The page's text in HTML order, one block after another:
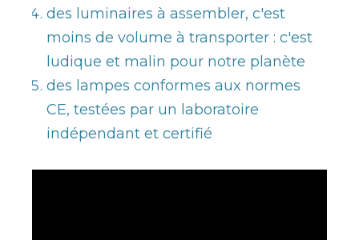
des luminaires à assembler, c'est
moins de volume à transporter : c'est
ludique et malin pour notre planète
des lampes conformes aux normes
CE, testées par un laboratoire
indépendant et certifié